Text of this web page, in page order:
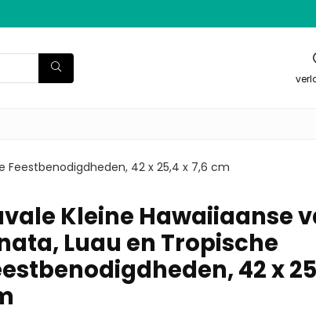
Feestbenodigdheden, 42 x 25,4 x 7,6 cm
Kleine Hawaiiaanse
Luau en Tropische
42 x